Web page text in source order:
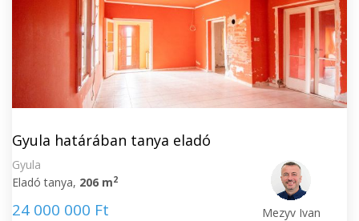
Gyula határában tanya eladó
Gyula
Eladó tanya, 206 m2
24 000 000 Ft Mezyv Ivan